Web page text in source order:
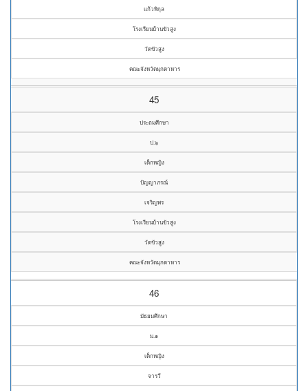
แก้วพิกุล
โรงเรียนบ้านขัวสูง
วัดขัวสูง
คณะจังหวัดมุกดาหาร
45
ประถมศึกษา
ป.๖
เด็กหญิง
ปัญญาภรณ์
เจริญพร
โรงเรียนบ้านขัวสูง
วัดขัวสูง
คณะจังหวัดมุกดาหาร
46
มัธยมศึกษา
ม.๑
เด็กหญิง
จารวี